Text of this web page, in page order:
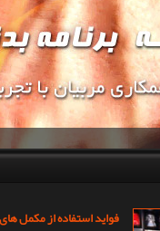
فواید استفاده از مکمل